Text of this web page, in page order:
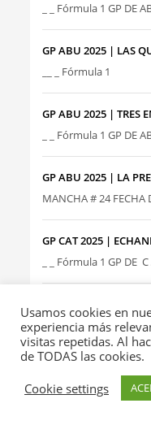
_ _ Fórmula 1 GP DE
GP ABU 2025 | LAS
__ _ Fórmula 1
GP ABU 2025 | TRES
_ _ Fórmula 1 GP DE
GP ABU 2025 | LA
MANCHA # 24 FECHA
GP CAT 2025 |
_ _ Fórmula 1 GP DE
GP CAT 2025 |
_ _ Fórmula 1 GP DE
_ _ Fórmula 1 GP DE
Usamos cookies en
experiencia más
visitas repetidas. Al
de TODAS las cookies.
Cookie settings